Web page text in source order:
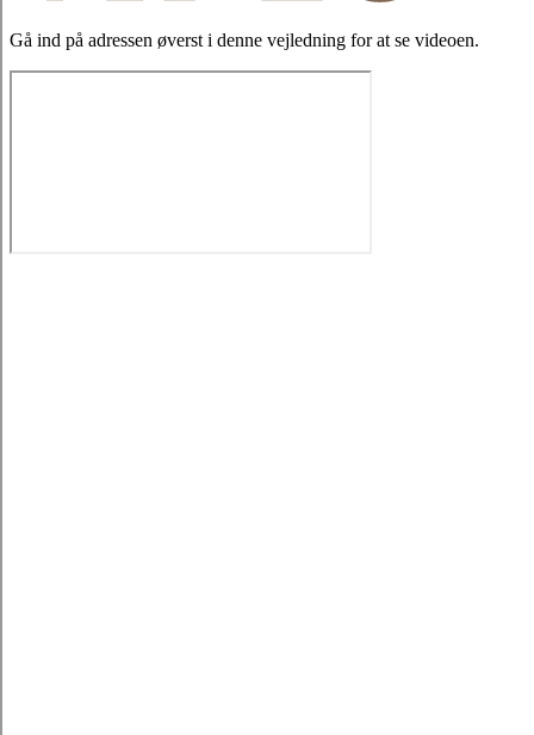
Gå ind på adressen øverst i denne vejledning for at se videoen.